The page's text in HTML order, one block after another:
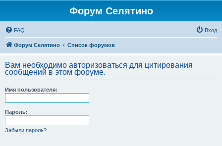
Форум Селятино
FAQ Вход
Форум Селятино Список форумов
Вам необходимо авторизоваться для цитирования
сообщений в этом форуме.
Имя пользователя:
Пароль:
Забыли пароль?